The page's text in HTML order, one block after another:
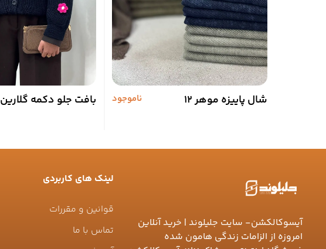
شال پاییزه موهر 12 ناموجود بافت جلو دکمه گلارین 1
آیسوکالکشن- سایت جلیلوند | خرید آنلاین
امروزه از الزامات زندگی هامون شده
لینک های کاربردی
قوانین و مقررات
تماس با ما